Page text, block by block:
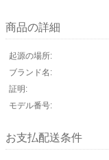
商品の詳細
起源の場所:
ブランド名:
証明:
モデル番号:
お支払配送条件